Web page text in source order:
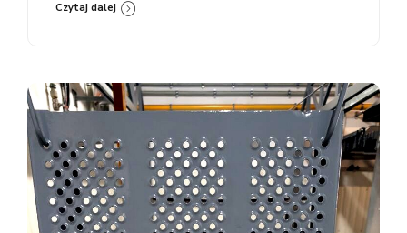
Czytaj dalej